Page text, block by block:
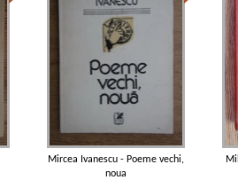
Mircea Ivanescu - Poeme vechi,
noua